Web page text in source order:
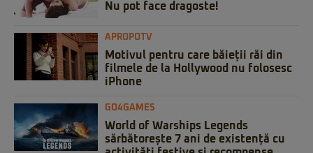
Nu pot face dragoste!
APROPOTV
Motivul pentru care băieții răi din
filmele de la Hollywood nu folosesc
iPhone
GO4GAMES
World of Warships Legends
sărbătorește 7 ani de existență cu